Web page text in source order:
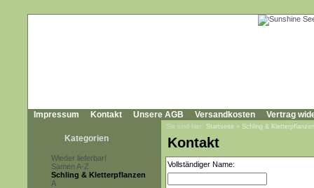
Impressum Kontakt Unsere AGB Versandkosten Vertrag
Kategorien
Wieder lieferbar!
Samen A-Z
Schling & Kletterpflanzen
A
Sie sind hier: Startseite » Schling & Kletterpflanzen
Kontakt
Vollständiger Name: